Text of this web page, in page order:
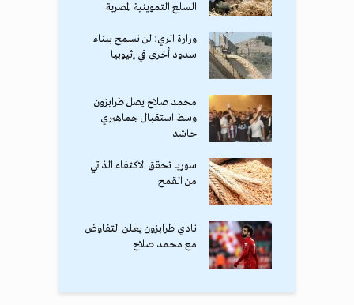
السلع التموينية المصرية
وزارة الري: لن نسمح ببناء
سدود أخرى في إثيوبيا
محمد صلاح يصل طرابزون
وسط استقبال جماهيري
حاشد
سوريا تحقق الاكتفاء الذاتي
من القمح
نادي طرابزون يعلن التفاوض
مع محمد صلاح